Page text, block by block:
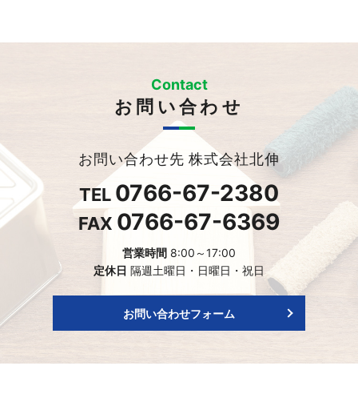
Contact
お問い合わせ
お問い合わせ先 株式会社北伸
TEL 0766-67-2380
FAX 0766-67-6369
営業時間 8:00～17:00
定休日 隔週土曜日・日曜日・祝日
お問い合わせフォーム